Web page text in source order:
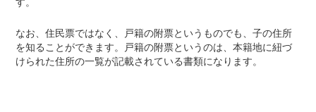
す。
なお、住民票ではなく、戸籍の附票というものでも、子の住所
を知ることができます。戸籍の附票というのは、本籍地に紐づ
けられた住所の一覧が記載されている書類になります。